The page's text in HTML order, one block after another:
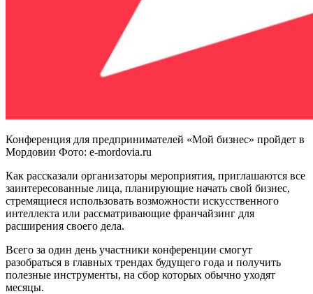
Конференция для предпринимателей «Мой бизнес» пройдет в
Мордовии Фото: e-mordovia.ru
Как рассказали организаторы мероприятия, приглашаются все
заинтересованные лица, планирующие начать свой бизнес,
стремящиеся использовать возможности искусственного
интеллекта или рассматривающие франчайзинг для
расширения своего дела.
Всего за один день участники конференции смогут
разобраться в главных трендах будущего года и получить
полезные инструменты, на сбор которых обычно уходят
месяцы.